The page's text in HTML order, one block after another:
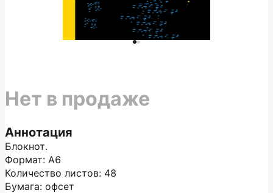
Аннотация
Блокнот.
Формат: А6
Количество листов: 48
Бумага: офсет
Нет в продаже